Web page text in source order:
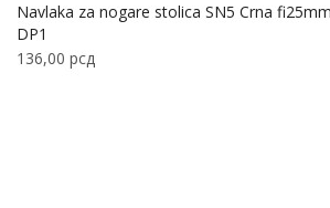
Navlaka za nogare stolica SN5 Crna
DP1
136,00 рсд